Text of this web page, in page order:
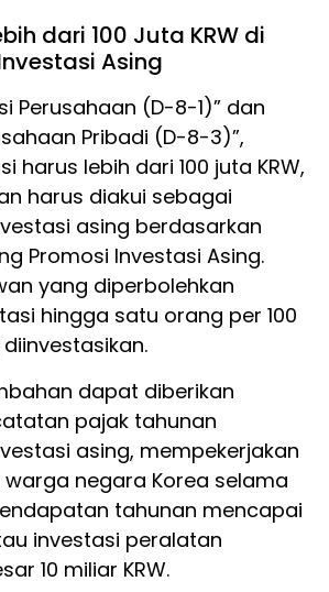
dari 100 Juta KRW di
Asing
Perusahaan (D-8-1)” dan
Pribadi (D-8-3)”,
harus lebih dari 100 juta KRW,
harus diakui sebagai
asing berdasarkan
Promosi Investasi Asing.
yang diperbolehkan
hingga satu orang per 100
dapat diberikan
pajak tahunan
asing, mempekerjakan
negara Korea selama
tahunan mencapai
investasi peralatan
10 miliar KRW.